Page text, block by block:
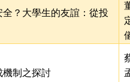
？大學生的友誼：從投
機制之探討